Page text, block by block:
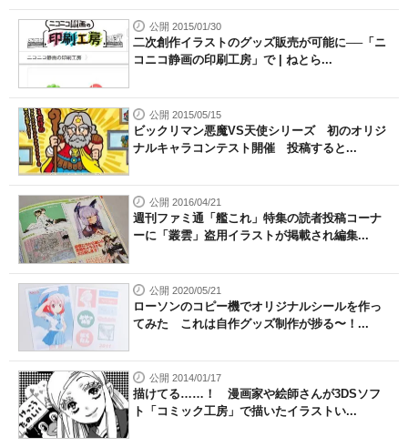
公開 2015/01/30
二次創作イラストのグッズ販売が可能に──「ニ
コニコ静画の印刷工房」で | ねとら...
公開 2015/05/15
ビックリマン悪魔VS天使シリーズ 初のオリジ
ナルキャラコンテスト開催 投稿すると...
公開 2016/04/21
週刊ファミ通「艦これ」特集の読者投稿コーナ
ーに「叢雲」盗用イラストが掲載され編集...
公開 2020/05/21
ローソンのコピー機でオリジナルシールを作っ
てみた これは自作グッズ制作が捗る〜！...
公開 2014/01/17
描けてる……！ 漫画家や絵師さんが3DSソフ
ト「コミック工房」で描いたイラストい...